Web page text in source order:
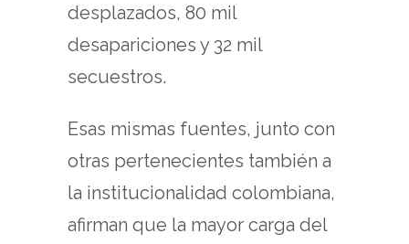
desplazados, 80 mil
desapariciones y 32 mil
secuestros.
Esas mismas fuentes, junto con
otras pertenecientes también a
la institucionalidad colombiana,
afirman que la mayor carga del